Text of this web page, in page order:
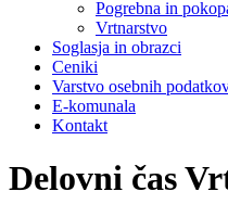
Pogrebna in
Vrtnarstvo
Soglasja in obrazci
Ceniki
Varstvo osebnih
E-komunala
Kontakt
Delovni čas